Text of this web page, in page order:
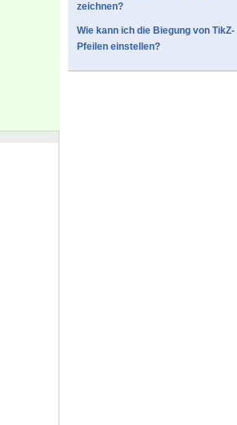
zeichnen?
Wie kann ich die Biegung von TikZ-
Pfeilen einstellen?